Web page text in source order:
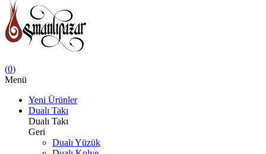
(0)
Menü
Yeni Ürünler
Dualı Takı
Dualı Takı
Geri
Dualı Yüzük